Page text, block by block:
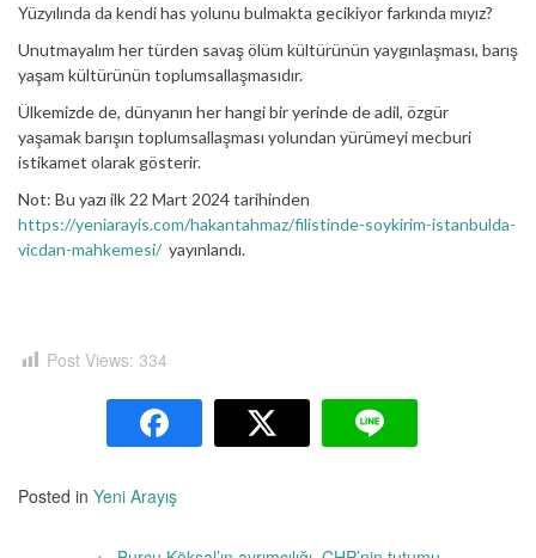
Yüzyılında da kendi has yolunu bulmakta gecikiyor farkında mıyız?
Unutmayalım her türden savaş ölüm kültürünün yaygınlaşması, barış
yaşam kültürünün toplumsallaşmasıdır.
Ülkemizde de, dünyanın her hangi bir yerinde de adil, özgür
yaşamak barışın toplumsallaşması yolundan yürümeyi mecburi
istikamet olarak gösterir.
Not: Bu yazı ilk 22 Mart 2024 tarihinden
https://yeniarayis.com/hakantahmaz/filistinde-soykirim-istanbulda-
vicdan-mahkemesi/yayınlandı.
Post Views: 334
Posted in Yeni Arayış